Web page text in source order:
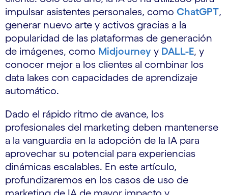
impulsar asistentes personales, como ChatGPT,
generar nuevo arte y activos gracias a la
popularidad de las plataformas de generación
de imágenes, como Midjourney y DALL-E, y
conocer mejor a los clientes al combinar los
data lakes con capacidades de aprendizaje
automático.
Dado el rápido ritmo de avance, los
profesionales del marketing deben mantenerse
a la vanguardia en la adopción de la IA para
aprovechar su potencial para experiencias
dinámicas escalables. En este artículo,
profundizaremos en los casos de uso de